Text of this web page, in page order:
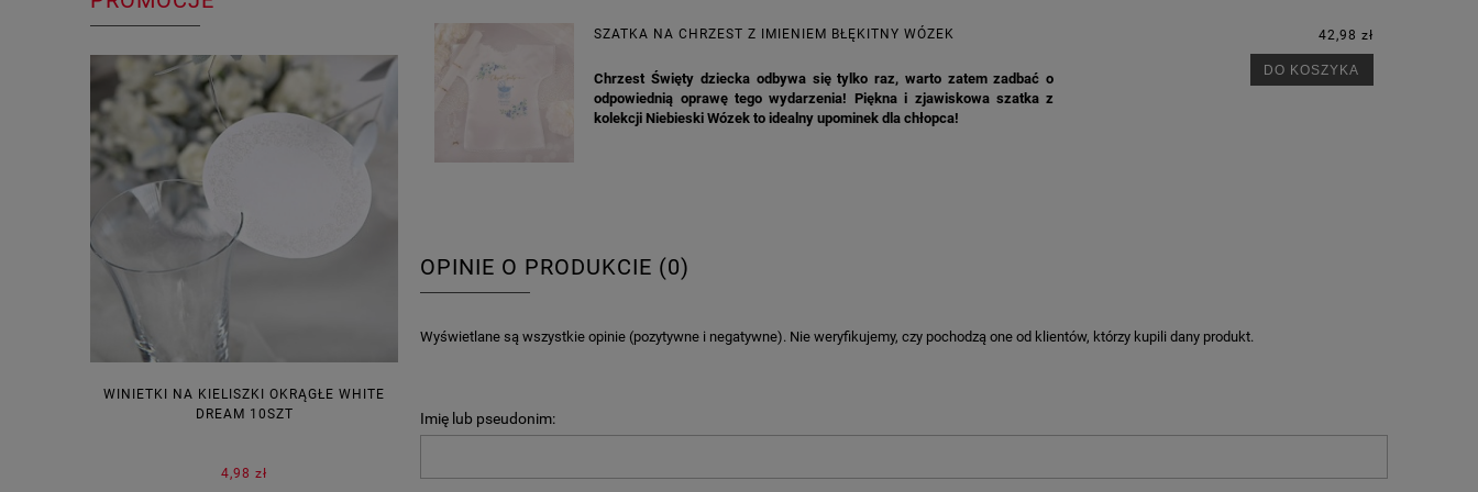
WINIETKI NA KIELISZKI OKRĄGŁE WHITE
DREAM 10SZT
4,98 zł
KORONKA KWADRAT 10SZT
SZATKA NA CHRZEST Z IMIENIEM BŁĘKITNY WÓZEK
Chrzest Święty dziecka odbywa się tylko raz, warto zatem zadbać o
odpowiednią oprawę tego wydarzenia! Piękna i zjawiskowa szatka z
kolekcji Niebieski Wózek to idealny upominek dla chłopca!
42,98 zł
DO KOSZYKA
OPINIE O PRODUKCIE (0)
Wyświetlane są wszystkie opinie (pozytywne i negatywne). Nie weryfikujemy, czy pochodzą one od klientów, którzy kupili dany produkt.
Imię lub pseudonim: